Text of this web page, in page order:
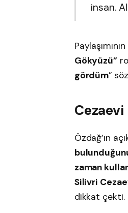
insan.
Gökyüzü”
gördüm”
Cezaevi
Özdağ’ın
zaman
Silivri
dikkat çekti.